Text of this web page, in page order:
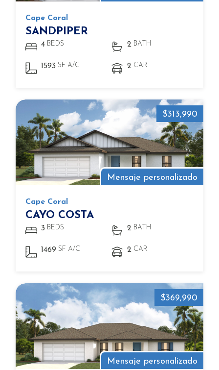
Cape Coral
SANDPIPER
4 BEDS 2 BATH
1593 SF A/C 2 CAR
Mensaje personalizado
$313,990
Cape Coral
CAYO COSTA
3 BEDS 2 BATH
1469 SF A/C 2 CAR
Mensaje personalizado
$369,990